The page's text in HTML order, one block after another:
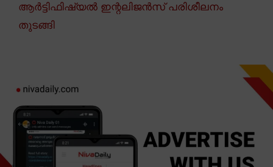
ആർട്ടിഫിഷ്യൽ ഇന്റലിജൻസ് പരിശീലനം
തുടങ്ങി